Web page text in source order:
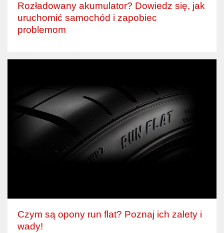
Rozładowany akumulator? Dowiedz się, jak
uruchomić samochód i zapobiec
problemom
Czym są opony run flat? Poznaj ich zalety i
wady!